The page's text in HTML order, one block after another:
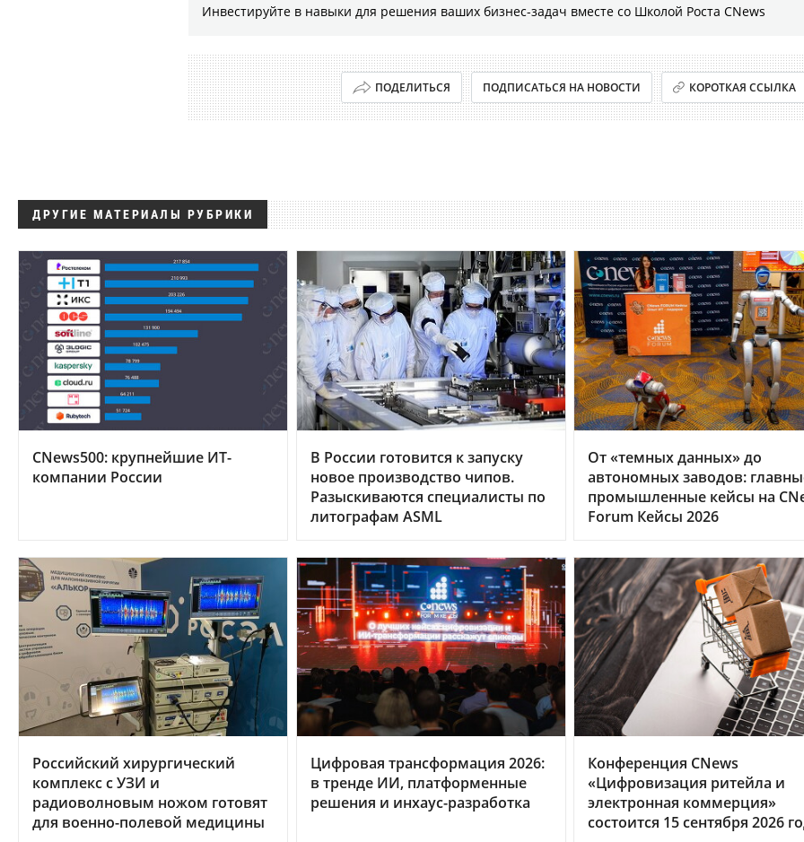
Инвестируйте в навыки для решения ваших бизнес-задач вместе со Школой Роста CNews
ПОДЕЛИТЬСЯ ПОДПИСАТЬСЯ НА НОВОСТИ КОРОТКАЯ ССЫЛКА
ДРУГИЕ МАТЕРИАЛЫ РУБРИКИ
CNews500: крупнейшие ИТ-
компании России
В России готовится к запуску
новое производство чипов.
Разыскиваются специалисты по
литографам ASML
От «темных данных» до
автономных заводов:
промышленные кейсы на
Forum Кейсы 2026
Российский хирургический
комплекс с УЗИ и
радиоволновым ножом готовят
для военно-полевой медицины
Цифровая трансформация 2026:
в тренде ИИ, платформенные
решения и инхаус-разработка
Конференция CNews
«Цифровизация ритейла и
электронная коммерция»
состоится 15 сентября 2026